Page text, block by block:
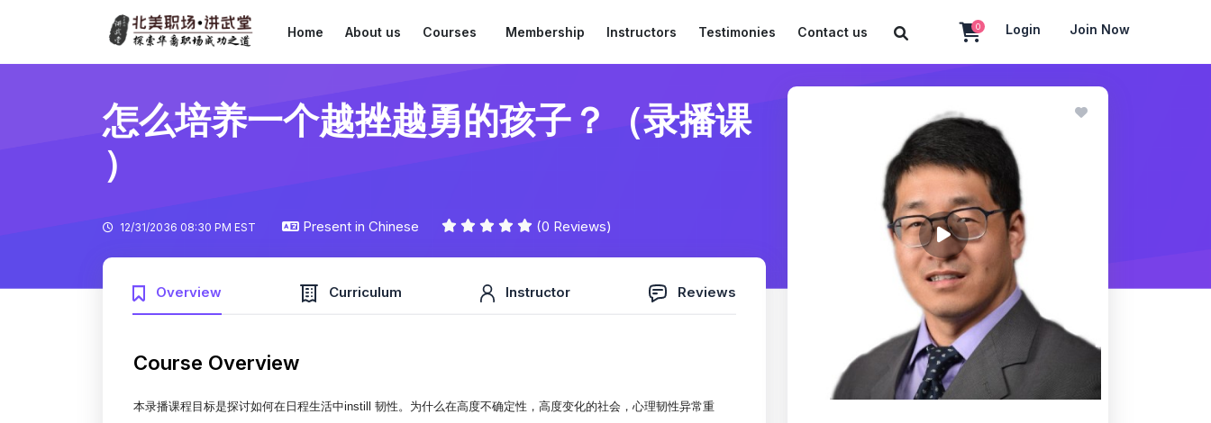
Home About us Courses Membership Instructors Testimonies Contact us 0 Login Join Now
怎么培养一个越挫越勇的孩子？（录播课
）
12/31/2036 08:30 PM EST Present in Chinese (0 Reviews)
Overview Curriculum Instructor Reviews
Course Overview
本录播课程目标是探讨如何在日程生活中instill 韧性。为什么在高度不确定性，高度变化的社会， 心理韧性异常重